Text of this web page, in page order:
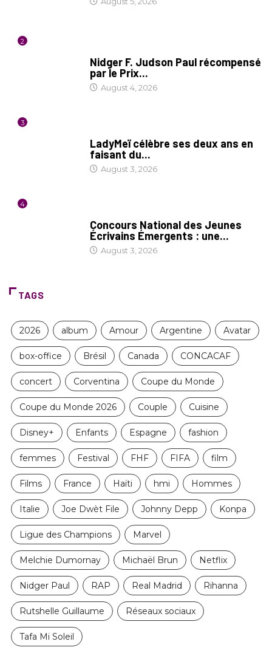
2
Nidger F. Judson Paul récompensé
par le Prix...
August 4, 2026
3
LadyMeï célèbre ses deux ans en
faisant du...
August 3, 2026
4
Concours National des Jeunes
Écrivains Émergents : une...
August 3, 2026
TAGS
2026 album Amour Argentine Avatar
box-office Brésil Canada CONCACAF
concert Corventina Coupe du Monde
Coupe du Monde 2026 Couple Cuisine
Disney+ Enfants Espagne fashion
femmes Festival FHF FIFA film
Films France Haïti hmi Hommes
Italie Joe Dwèt File Johnny Depp Konpa
Ligue des Champions Marvel
Melchie Dumornay Michaël Brun Netflix
Nidger Paul RAP Real Madrid Rihanna
Rutshelle Guillaume Réseaux sociaux
Tafa Mi Soleil